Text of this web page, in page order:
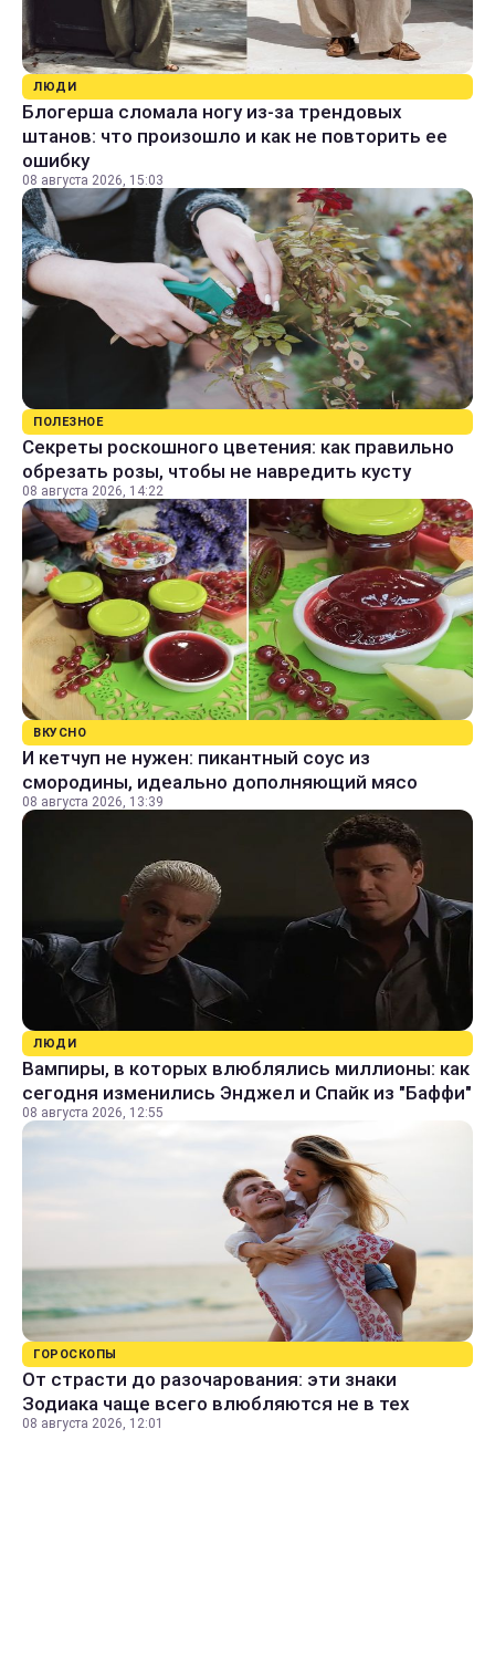
ЛЮДИ
Блогерша сломала ногу из-за трендовых
штанов: что произошло и как не повторить ее
ошибку
08 августа 2026, 15:03
ПОЛЕЗНОЕ
Секреты роскошного цветения: как правильно
обрезать розы, чтобы не навредить кусту
08 августа 2026, 14:22
ВКУСНО
И кетчуп не нужен: пикантный соус из
смородины, идеально дополняющий мясо
08 августа 2026, 13:39
ЛЮДИ
Вампиры, в которых влюблялись миллионы: как
сегодня изменились Энджел и Спайк из "Баффи"
08 августа 2026, 12:55
ГОРОСКОПЫ
От страсти до разочарования: эти знаки
Зодиака чаще всего влюбляются не в тех
08 августа 2026, 12:01